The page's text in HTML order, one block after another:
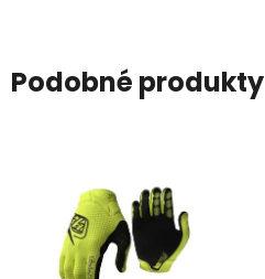
Podobné produkty